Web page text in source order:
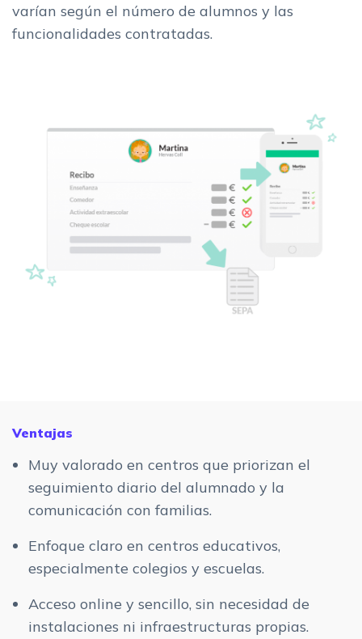
varían según el número de alumnos y las
funcionalidades contratadas.
Ventajas
Muy valorado en centros que priorizan el
seguimiento diario del alumnado y la
comunicación con familias.
Enfoque claro en centros educativos,
especialmente colegios y escuelas.
Acceso online y sencillo, sin necesidad de
instalaciones ni infraestructuras propias.